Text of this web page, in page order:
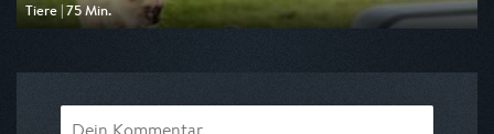
Tiere | 75 Min.
Ausgestrahlt von VOX